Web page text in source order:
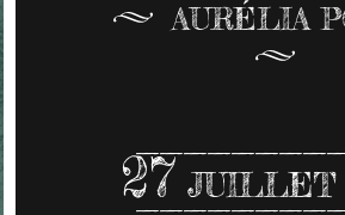
AURÉLIA
27 JUILLET